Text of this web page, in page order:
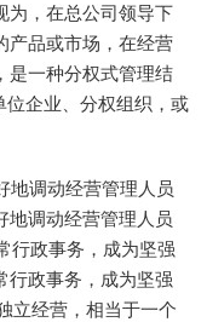
为，在总公司领导下
产品或市场，在经营
是一种分权式管理结
企业、分权组织，或
地调动经营管理人员
地调动经营管理人员
行政事务，成为坚强
行政事务，成为坚强
立经营，相当于一个